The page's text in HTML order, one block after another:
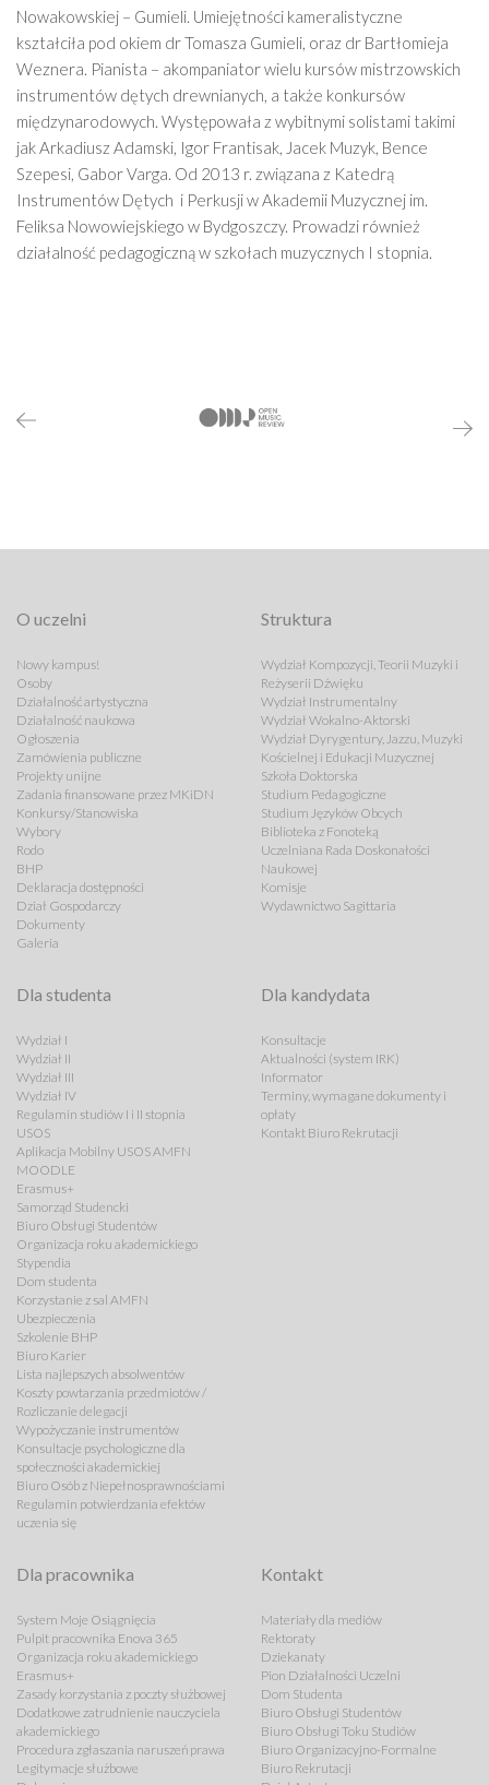
Nowakowskiej – Gumieli. Umiejętności kameralistyczne
kształciła pod okiem dr Tomasza Gumieli, oraz dr Bartłomieja
Weznera. Pianista – akompaniator wielu kursów mistrzowskich
instrumentów dętych drewnianych, a także konkursów
międzynarodowych. Występowała z wybitnymi solistami takimi
jak Arkadiusz Adamski, Igor Frantisak, Jacek Muzyk, Bence
Szepesi, Gabor Varga. Od 2013 r. związana z Katedrą
Instrumentów Dętych i Perkusji w Akademii Muzycznej im.
Feliksa Nowowiejskiego w Bydgoszczy. Prowadzi również
działalność pedagogiczną w szkołach muzycznych I stopnia.
O uczelni
Nowy kampus!
Osoby
Działalność artystyczna
Działalność naukowa
Ogłoszenia
Zamówienia publiczne
Projekty unijne
Zadania finansowane przez MKiDN
Konkursy/Stanowiska
Wybory
Rodo
BHP
Deklaracja dostępności
Dział Gospodarczy
Dokumenty
Galeria
Struktura
Wydział Kompozycji, Teorii Muzyki i
Reżyserii Dźwięku
Wydział Instrumentalny
Wydział Wokalno-Aktorski
Wydział Dyrygentury, Jazzu, Muzyki
Kościelnej i Edukacji Muzycznej
Szkoła Doktorska
Studium Pedagogiczne
Studium Języków Obcych
Biblioteka z Fonoteką
Uczelniana Rada Doskonałości
Naukowej
Komisje
Wydawnictwo Sagittaria
Dla studenta
Wydział I
Wydział II
Wydział III
Wydział IV
Regulamin studiów I i II stopnia
USOS
Aplikacja Mobilny USOS AMFN
MOODLE
Erasmus+
Samorząd Studencki
Biuro Obsługi Studentów
Organizacja roku akademickiego
Stypendia
Dom studenta
Korzystanie z sal AMFN
Ubezpieczenia
Szkolenie BHP
Biuro Karier
Lista najlepszych absolwentów
Koszty powtarzania przedmiotów /
Rozliczanie delegacji
Wypożyczanie instrumentów
Konsultacje psychologiczne dla
społeczności akademickiej
Biuro Osób z Niepełnosprawnościami
Regulamin potwierdzania efektów
uczenia się
Dla kandydata
Konsultacje
Aktualności (system IRK)
Informator
Terminy, wymagane dokumenty i
opłaty
Kontakt Biuro Rekrutacji
Dla pracownika
System Moje Osiągnięcia
Pulpit pracownika Enova 365
Organizacja roku akademickiego
Erasmus+
Zasady korzystania z poczty służbowej
Dodatkowe zatrudnienie nauczyciela
akademickiego
Procedura zgłaszania naruszeń prawa
Legitymacje służbowe
Kontakt
Materiały dla mediów
Rektoraty
Dziekanaty
Pion Działalności Uczelni
Dom Studenta
Biuro Obsługi Studentów
Biuro Obsługi Toku Studiów
Biuro Organizacyjno-Formalne
Biuro Rekrutacji